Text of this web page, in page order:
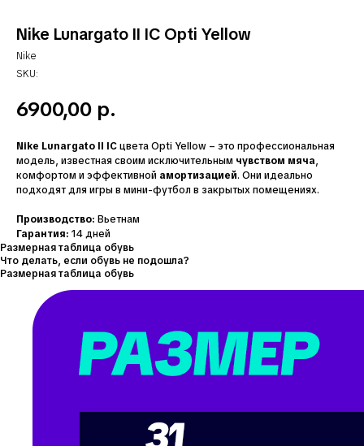
Nike Lunargato II IC Opti Yellow
Nike
SKU:
6900,00 р.
Nike Lunargato II ICцвета Opti Yellow – это профессиональная
модель, известная своим исключительным чувством мяча,
комфортом и эффективной амортизацией. Они идеально
подходят для игры в мини-футбол в закрытых помещениях.
Производство: Вьетнам
Гарантия: 14 дней
Размерная таблица обувь
Что делать, если обувь не подошла?
Размерная таблица обувь